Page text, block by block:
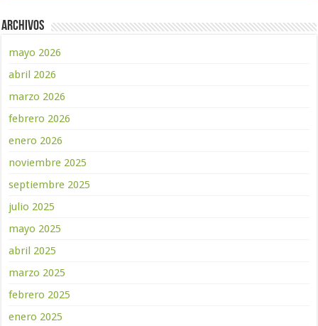
Archivos
mayo 2026
abril 2026
marzo 2026
febrero 2026
enero 2026
noviembre 2025
septiembre 2025
julio 2025
mayo 2025
abril 2025
marzo 2025
febrero 2025
enero 2025